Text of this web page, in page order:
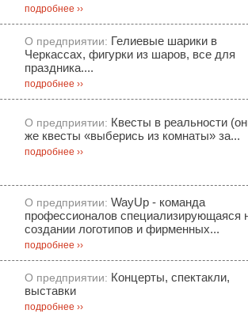
подробнее ››
О предприятии: Гелиевые шарики в
Черкассах, фигурки из шаров, все для
праздника....
подробнее ››
О предприятии: Квесты в реальности
же квесты «выберись из комнаты» за...
подробнее ››
О предприятии: WayUp - команда
профессионалов специализирующаяся
создании логотипов и фирменных...
подробнее ››
О предприятии: Концерты, спектакли,
выставки
подробнее ››